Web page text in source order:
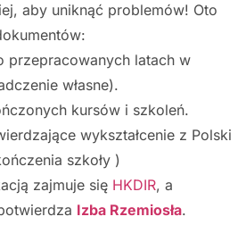
aby uniknąć problemów! Oto
przepracowanych latach w
własne).
kursów i szkoleń.
wykształcenie z Polski
szkoły )
zajmuje się HKDIR, a
Izba Rzemiosła.